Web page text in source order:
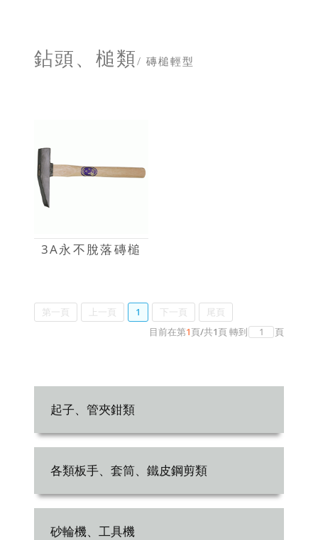
鉆頭、槌類/ 磚槌輕型
3A永不脫落磚槌
第一頁 上一頁 1 下一頁
尾頁
目前在第1頁/共1頁轉到 頁
起子、管夾鉗類
各類板手、套筒、鐵皮鋼剪類
砂輪機、工具機